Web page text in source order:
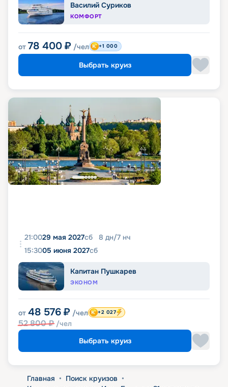
Василий Суриков
КОМФОРТ
от 78 400 ₽ /чел +1 000
Выбрать круиз
21:0029 мая 2027сб 8 дн/7 нч
15:3005 июня 2027сб
Капитан Пушкарев
ЭКОНОМ
от 48 576 ₽ /чел
52 800₽ /чел
+2 027
Выбрать круиз
Главная • Поиск круизов •